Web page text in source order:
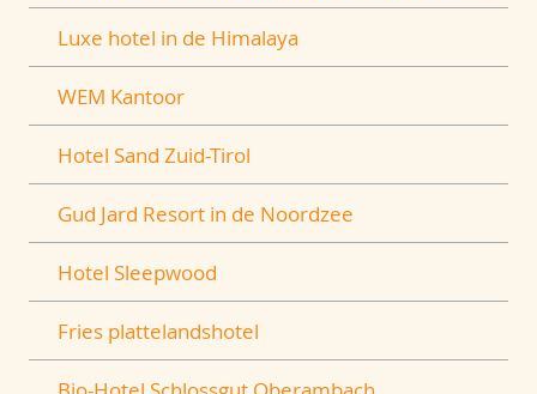
Luxe hotel in de Himalaya
WEM Kantoor
Hotel Sand Zuid-Tirol
Gud Jard Resort in de Noordzee
Hotel Sleepwood
Fries plattelandshotel